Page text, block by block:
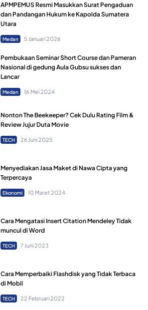
APMPEMUS Resmi Masukkan Surat Pengaduan
dan Pandangan Hukum ke Kapolda Sumatera
Utara
Medan 5 Januari 2026
Pembukaan Seminar Short Course dan Pameran
Nasional di gedung Aula Gubsu sukses dan
Lancar
Medan 16 Mei 2024
Nonton The Beekeeper? Cek Dulu Rating Film &
Review Jujur Duta Movie
TECH 26 Juni 2025
Menyediakan Jasa Maket di Nawa Cipta yang
Terpercaya
Ekonomi 10 Maret 2024
Cara Mengatasi Insert Citation Mendeley Tidak
muncul di Word
TECH 7 Juni 2023
Cara Memperbaiki Flashdisk yang Tidak Terbaca
di Mobil
TECH 22 Februari 2022